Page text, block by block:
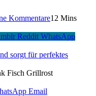
Kommentare12 Mins
Reddit WhatsApp
Fisch Grillrost
Email